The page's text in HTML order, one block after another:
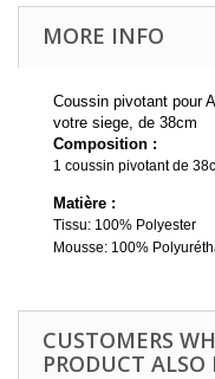
MORE INFO
Coussin pivotant pour
votre siege, de 38cm
Composition :
1 coussin pivotant de
Matière :
Tissu: 100% Polyester
Mousse: 100%
CUSTOMERS
PRODUCT